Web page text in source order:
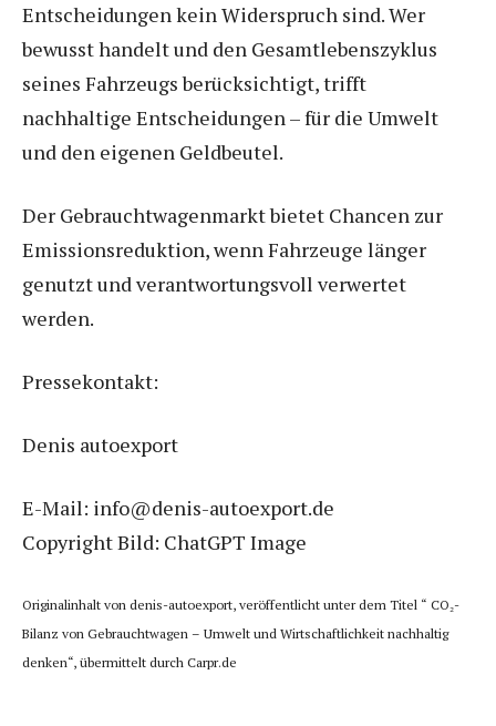
Entscheidungen kein Widerspruch sind. Wer
bewusst handelt und den Gesamtlebenszyklus
seines Fahrzeugs berücksichtigt, trifft
nachhaltige Entscheidungen – für die Umwelt
und den eigenen Geldbeutel.
Der Gebrauchtwagenmarkt bietet Chancen zur
Emissionsreduktion, wenn Fahrzeuge länger
genutzt und verantwortungsvoll verwertet
werden.
Pressekontakt:
Denis autoexport
E-Mail: info@denis-autoexport.de
Copyright Bild: ChatGPT Image
Originalinhalt von denis-autoexport, veröffentlicht unter dem Titel “ CO₂-
Bilanz von Gebrauchtwagen – Umwelt und Wirtschaftlichkeit nachhaltig
denken“, übermittelt durch Carpr.de